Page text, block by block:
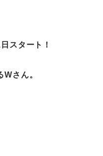
スタート！
さん。